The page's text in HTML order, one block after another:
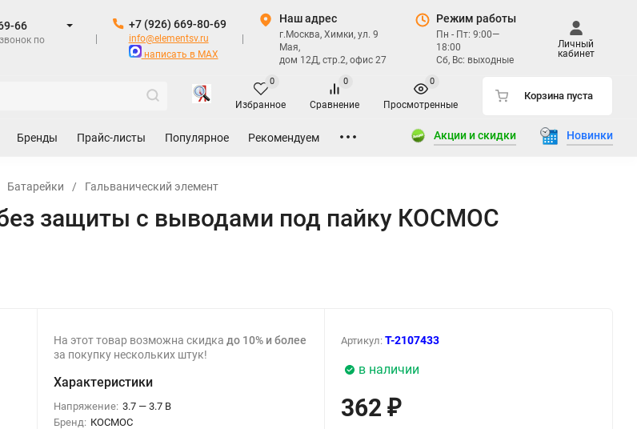
66
по
+7 (926) 669-80-69
info@elementsv.ru
написать в MAX
Наш адрес
г.Москва, Химки, ул. 9
Мая,
дом 12Д, стр.2, офис 27
Режим работы
Пн - Пт: 9:00—
18:00
Сб, Вс: выходные
Личный
кабинет
Избранное
0
Сравнение
0
Просмотренные
0
Корзина пуста
Бренды Прайс-листы Популярное Рекомендуем Акции и скидки Новинки
Батарейки / Гальванический элемент
защиты с выводами под пайку КОСМОС
На этот товар возможна скидкадо 10% и более
за покупку нескольких штук!
Характеристики
Напряжение: 3.7 — 3.7 В
Бренд: КОСМОС
Артикул:T-2107433
в наличии
362₽